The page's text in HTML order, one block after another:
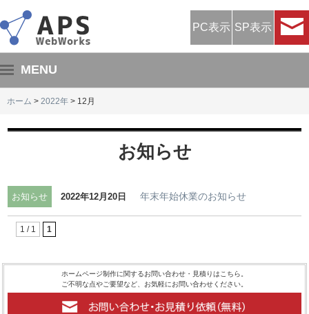
PC表示 SP表示
MENU
ホーム
サービス紹介
料金プラン
制作事例
プロフィール
お問い合わせ
ホーム > 2022年 > 12月
お知らせ
お知らせ 2022年12月20日 年末年始休業のお知らせ
1 / 1 1
ホームページ制作に関するお問い合わせ・見積りはこちら。
ご不明な点やご要望など、お気軽にお問い合わせください。